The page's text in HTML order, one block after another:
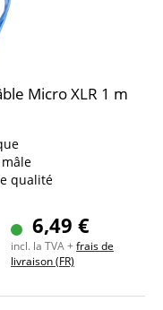
Micro XLR 1 m
qualité
6,49 €
incl. la TVA +frais de
livraison (FR)